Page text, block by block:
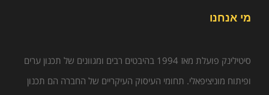
מי אנחנו
סיטילינק פועלת מאז 1994 בהיבטים רבים ומגוונים של תכנון ערים
ופיתוח מוניציפאלי. תחומי העיסוק העיקריים של החברה הם תכנון